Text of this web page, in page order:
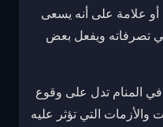
أو علامة على أنه يسعى
في تصرفاته ويفعل بعض
المنام تدل على وقوع
التي تؤثر عليه